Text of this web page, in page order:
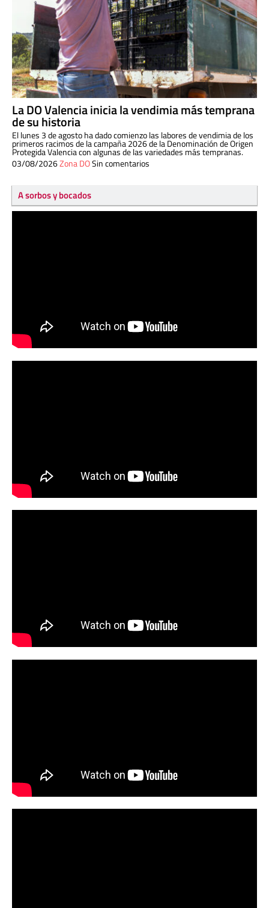
La DO Valencia inicia la vendimia más temprana
de su historia
El lunes 3 de agosto ha dado comienzo las labores de vendimia de los
primeros racimos de la campaña 2026 de la Denominación de Origen
Protegida Valencia con algunas de las variedades más tempranas.
03/08/2026Zona DOSin comentarios
A sorbos y bocados